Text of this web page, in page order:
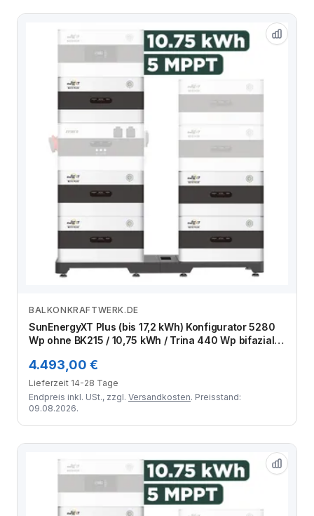
Zum Angebot
BALKONKRAFTWERK.DE
SunEnergyXT Plus (bis 17,2 kWh) Konfigurator 5280
Wp ohne BK215 / 10,75 kWh / Trina 440 Wp bifazial /
4.493,00 €
Lieferzeit 14-28 Tage
Endpreis inkl. USt., zzgl. Versandkosten. Preisstand:
09.08.2026.